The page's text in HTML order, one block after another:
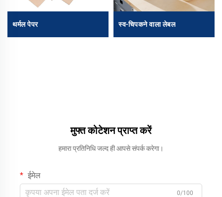
थर्मल पेपर स्व-चिपकने वाला लेबल
मुफ्त कोटेशन प्राप्त करें
हमारा प्रतिनिधि जल्द ही आपसे संपर्क करेगा।
ईमेल
0/100